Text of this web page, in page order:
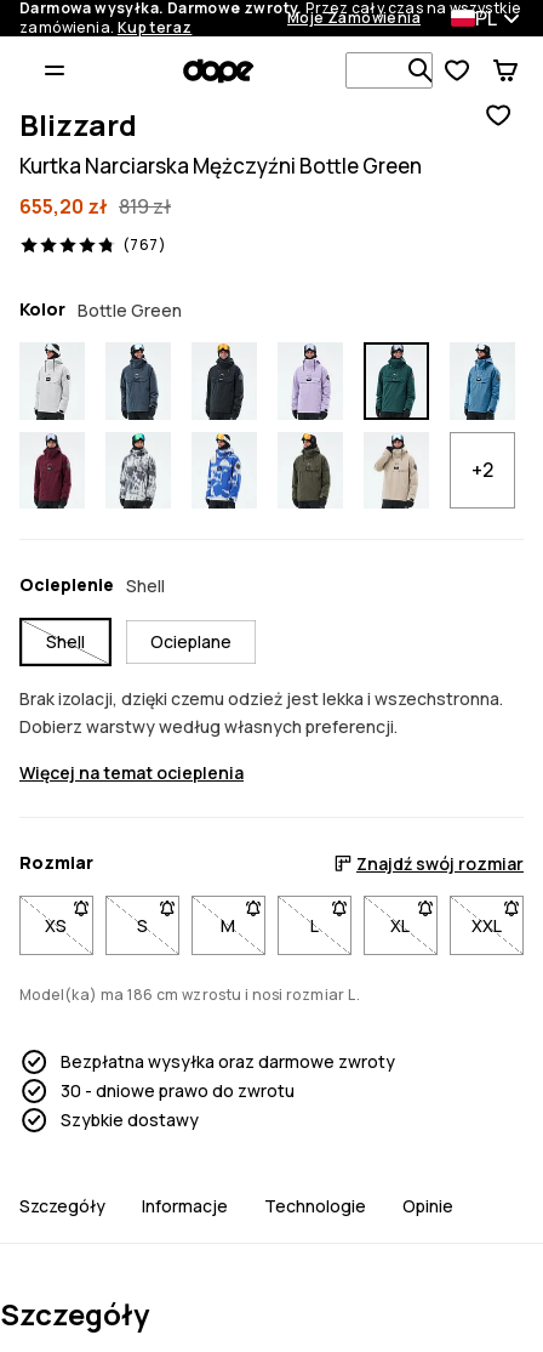
Darmowa wysyłka. Darmowe zwroty. Przez cały czas na wszystkie
zamówienia. Kup teraz Moje Zamówienia PL
Szukaj w 1
Blizzard
Kurtka Narciarska Mężczyźni Bottle Green
655,20 zł 819 zł
(767)
767 recenzje, 4.8/5
Kolor Bottle Green
+2
Ocieplenie Shell
Shell Ocieplane
Brak izolacji, dzięki czemu odzież jest lekka i wszechstronna.
Dobierz warstwy według własnych preferencji.
Więcej na temat ocieplenia
Rozmiar Znajdź swój rozmiar
XS- Rozmiar XS niedostępny. Kliknij, aby otrzymać
S- Rozmiar S niedostępny. Kliknij, aby otrzymać
M- Rozmiar M niedostępny. Kliknij, aby
L- Rozmiar L niedostępny.
XL- Rozmiar XL
XXL
-
Model(ka) ma 186 cm wzrostu i nosi rozmiar L.
Bezpłatna wysyłka oraz darmowe zwroty
30 - dniowe prawo do zwrotu
Szybkie dostawy
Szczegóły Informacje Technologie Opinie
Szczegóły